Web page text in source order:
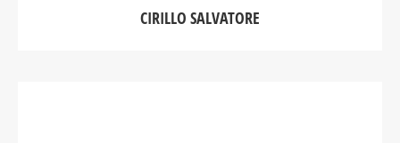
CIRILLO SALVATORE